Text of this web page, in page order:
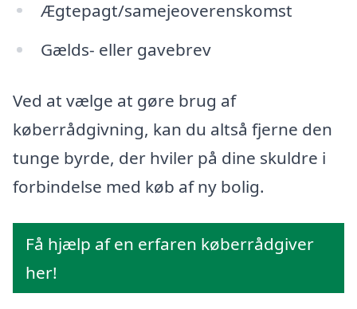
Ægtepagt/samejeoverenskomst
Gælds- eller gavebrev
Ved at vælge at gøre brug af
køberrådgivning, kan du altså fjerne den
tunge byrde, der hviler på dine skuldre i
forbindelse med køb af ny bolig.
Få hjælp af en erfaren køberrådgiver
her!